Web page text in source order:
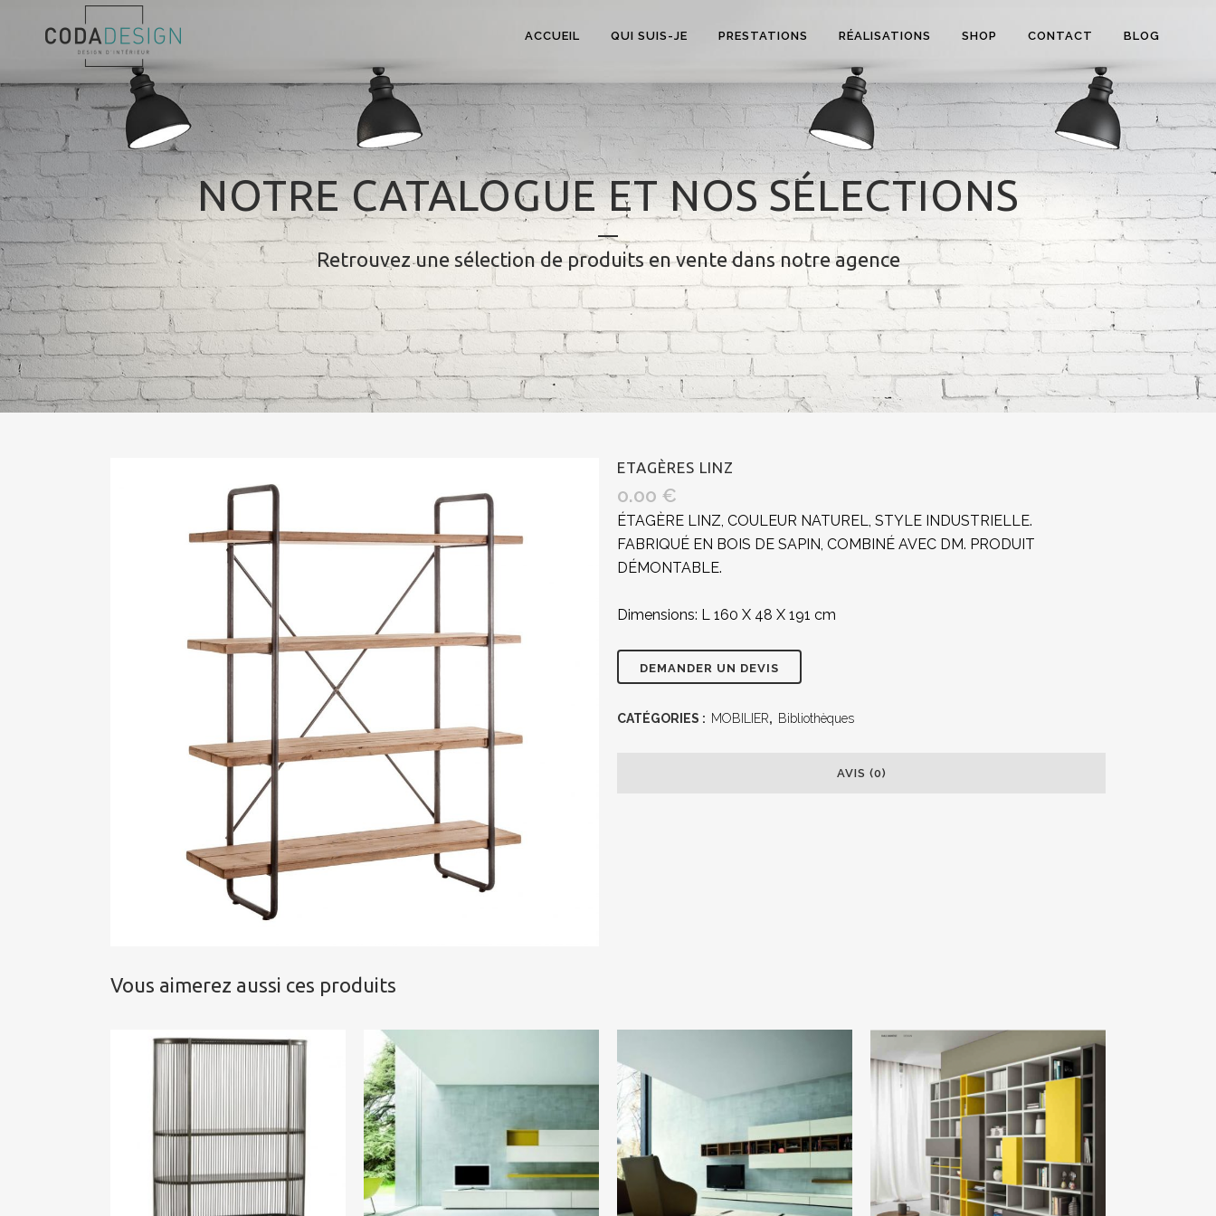
ACCUEIL QUI SUIS-JE PRESTATIONS RÉALISATIONS SHOP CONTACT BLOG
NOTRE CATALOGUE ET NOS SÉLECTIONS
Retrouvez une sélection de produits en vente dans notre agence
ETAGÈRES LINZ
0.00 €
ÉTAGÈRE LINZ, COULEUR NATUREL, STYLE INDUSTRIELLE.
FABRIQUÉ EN BOIS DE SAPIN, COMBINÉ AVEC DM. PRODUIT
DÉMONTABLE.
Dimensions: L 160 X 48 X 191 cm
CATÉGORIES : MOBILIER, Bibliothèques
AVIS (0)
Vous aimerez aussi ces produits